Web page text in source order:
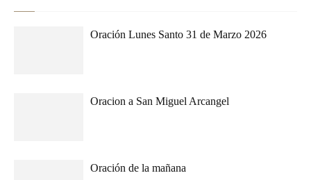
Oración Lunes Santo 31 de Marzo 2026
Oracion a San Miguel Arcangel
Oración de la mañana